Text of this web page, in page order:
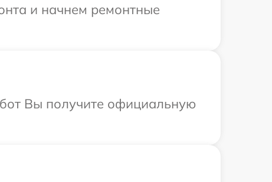
и начнем ремонтные
Вы получите официальную